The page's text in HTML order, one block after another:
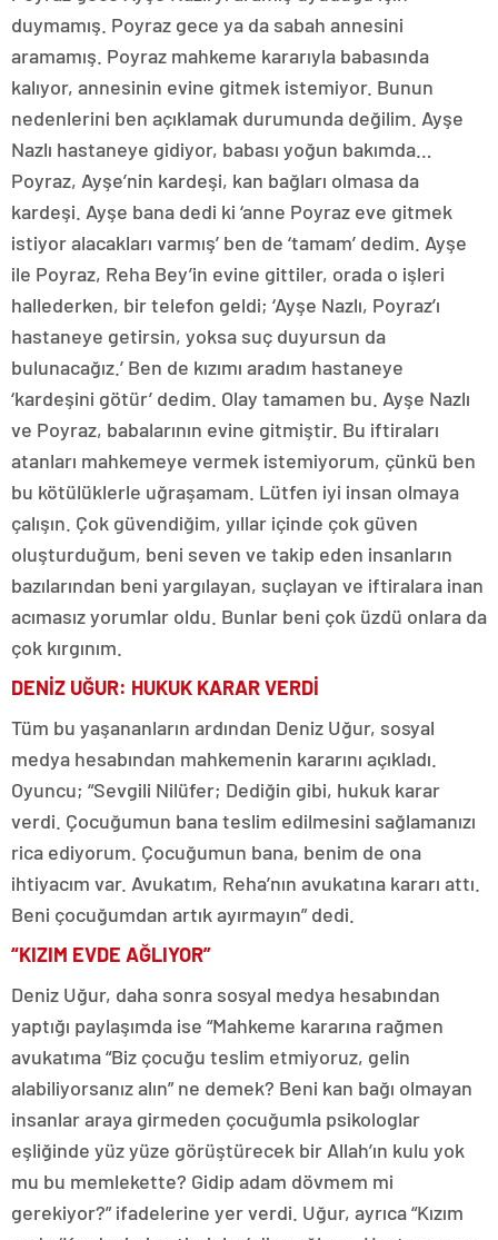
duymamış. Poyraz gece ya da sabah annesini
aramamış. Poyraz mahkeme kararıyla babasında
kalıyor, annesinin evine gitmek istemiyor. Bunun
nedenlerini ben açıklamak durumunda değilim. Ayşe
Nazlı hastaneye gidiyor, babası yoğun bakımda…
Poyraz, Ayşe’nin kardeşi, kan bağları olmasa da
kardeşi. Ayşe bana dedi ki ‘anne Poyraz eve gitmek
istiyor alacakları varmış’ ben de ‘tamam’ dedim. Ayşe
ile Poyraz, Reha Bey’in evine gittiler, orada o işleri
hallederken, bir telefon geldi; ‘Ayşe Nazlı, Poyraz’ı
hastaneye getirsin, yoksa suç duyursun da
bulunacağız.’ Ben de kızımı aradım hastaneye
‘kardeşini götür’ dedim. Olay tamamen bu. Ayşe Nazlı
ve Poyraz, babalarının evine gitmiştir. Bu iftiraları
atanları mahkemeye vermek istemiyorum, çünkü ben
bu kötülüklerle uğraşamam. Lütfen iyi insan olmaya
çalışın. Çok güvendiğim, yıllar içinde çok güven
oluşturduğum, beni seven ve takip eden insanların
bazılarından beni yargılayan, suçlayan ve iftiralara inan
acımasız yorumlar oldu. Bunlar beni çok üzdü onlara da
çok kırgınım.
DENİZ UĞUR: HUKUK KARAR VERDİ
Tüm bu yaşananların ardından Deniz Uğur, sosyal
medya hesabından mahkemenin kararını açıkladı.
Oyuncu; “Sevgili Nilüfer; Dediğin gibi, hukuk karar
verdi. Çocuğumun bana teslim edilmesini sağlamanızı
rica ediyorum. Çocuğumun bana, benim de ona
ihtiyacım var. Avukatım, Reha’nın avukatına kararı attı.
Beni çocuğumdan artık ayırmayın” dedi.
“KIZIM EVDE AĞLIYOR”
Deniz Uğur, daha sonra sosyal medya hesabından
yaptığı paylaşımda ise “Mahkeme kararına rağmen
avukatıma “Biz çocuğu teslim etmiyoruz, gelin
alabiliyorsanız alın” ne demek? Beni kan bağı olmayan
insanlar araya girmeden çocuğumla psikologlar
eşliğinde yüz yüze görüştürecek bir Allah’ın kulu yok
mu bu memlekette? Gidip adam dövmem mi
gerekiyor?” ifadelerine yer verdi. Uğur, ayrıca “Kızım